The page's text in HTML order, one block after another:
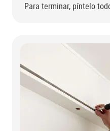
Para terminar, píntelo